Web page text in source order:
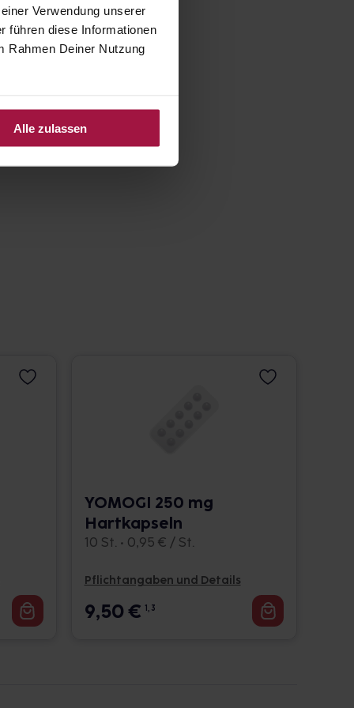
Verwendung unserer
führen diese Informationen
Rahmen Deiner Nutzung
Alle zulassen
YOMOGI 250 mg
Hartkapseln
10 St. • 0,95 € / St.
Pflichtangaben und Details
9,50€ 1, 3